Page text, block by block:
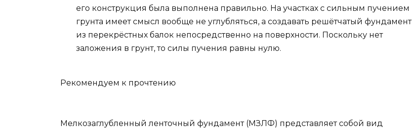
его конструкция была выполнена правильно. На участках с сильным пучением
грунта имеет смысл вообще не углубляться, а создавать решётчатый фундамент
из перекрёстных балок непосредственно на поверхности. Поскольку нет
заложения в грунт, то силы пучения равны нулю.
Рекомендуем к прочтению
Мелкозаглубленный ленточный фундамент (МЗЛФ) представляет собой вид